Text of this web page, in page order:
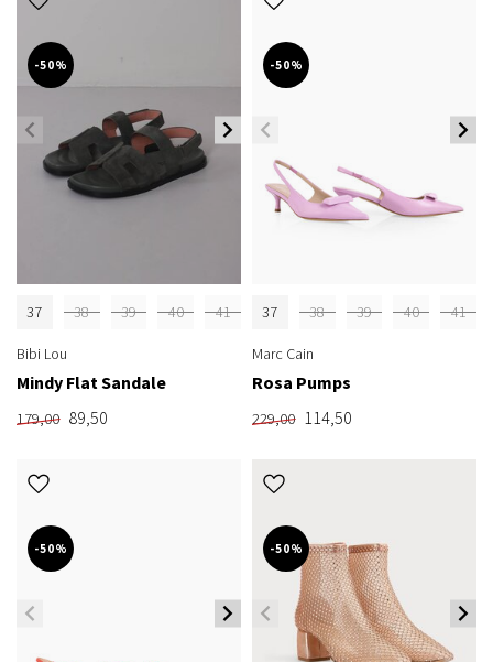
-50%
37 38 39 40 41
Bibi Lou
Mindy Flat Sandale
179,00 89,50
-50%
37 38 39 40 41
Marc Cain
Rosa Pumps
229,00 114,50
-50% -50%